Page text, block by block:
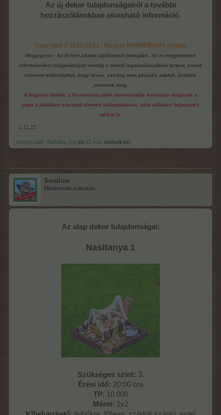
Az új dekor tulajdonságairól a további
hozzászólásokban olvasható információ.
Copyright © 2010-2023 - Magyar FARMERAMA csapat
Megjegyzés: Az itt leírt adatok tájékoztató jellegűek. Az itt megjelenített
információkat megpróbáljuk mindig a lehető legaktuálisabban tartani, ennek
ellenére előfordulhat, hogy téves, esetleg nem aktuális adatok, értékek
jelennek meg.
A Bigpoint GmbH, a Farmerama játék üzemeltetője fenntartja magának a
jogot a játékban szereplő elemek változtatására, akár előzetes bejelentés
nélkül is.
1.11.23
kutyaszálló Bathilda Gio és 11 más kedveli ezt.
Swallow
Mindentudó orákulum
Az alap dekor tulajdonságai:
Nasitanya 1
Szükséges szint: 3.
Érési idő: 20:00 óra
TP: 10.000
Méret: 2x2